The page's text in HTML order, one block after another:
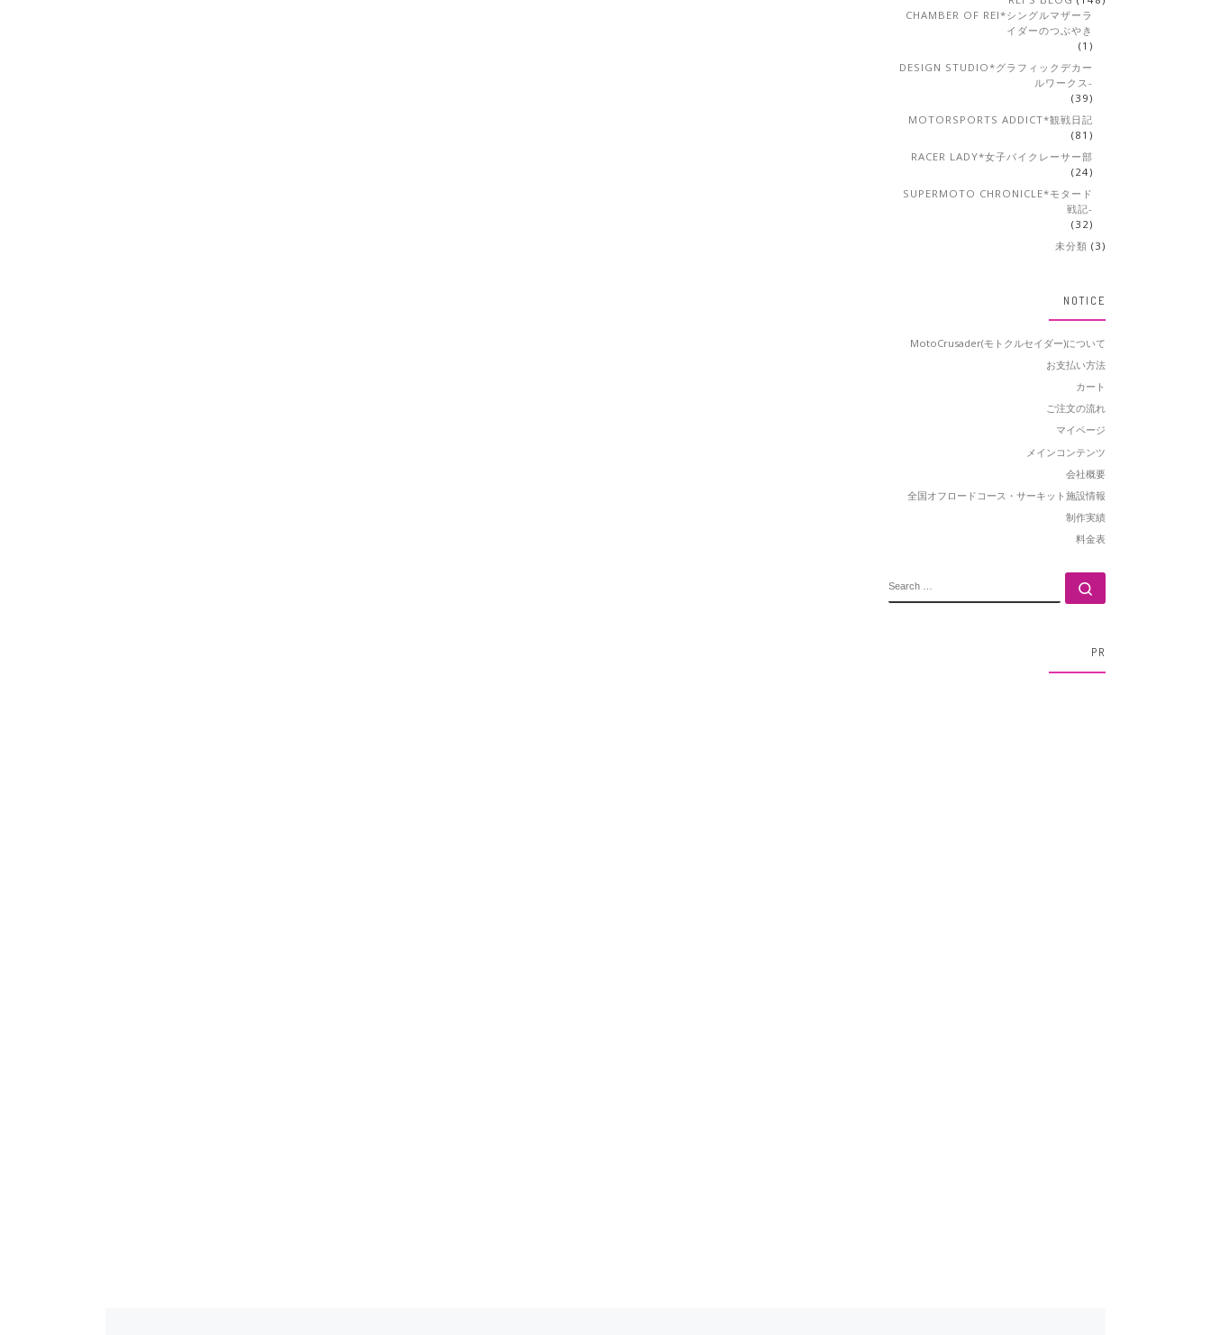
CHAMBER OF REI*シングルマザーラ
イダーのつぶやき
(1)
DESIGN STUDIO*グラフィックデカー
ルワークス-
(39)
MOTORSPORTS ADDICT*観戦日記
(81)
RACER LADY*女子バイクレーサー部
(24)
SUPERMOTO CHRONICLE*モタード
戦記-
(32)
未分類 (3)
NOTICE
MotoCrusader(モトクルセイダー)について
お支払い方法
カート
ご注文の流れ
マイページ
メインコンテンツ
会社概要
全国オフロードコース・サーキット施設情報
制作実績
料金表
PR